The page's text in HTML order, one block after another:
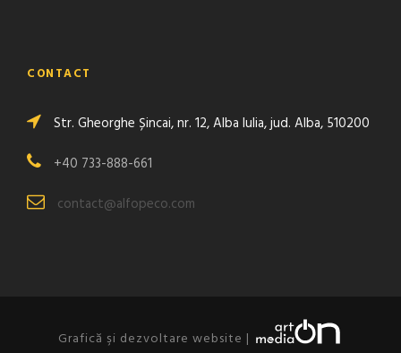
CONTACT
Str. Gheorghe Șincai, nr. 12, Alba Iulia, jud. Alba, 510200
+40 733-888-661
contact@alfopeco.com
Grafică şi dezvoltare website |